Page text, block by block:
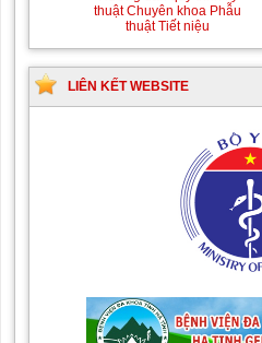
thuật Chuyên khoa Phẫu
thuật Tiết niệu
LIÊN KẾT WEBSITE